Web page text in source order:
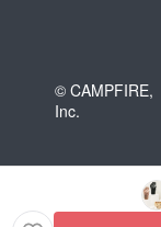
© CAMPFIRE,
Inc.